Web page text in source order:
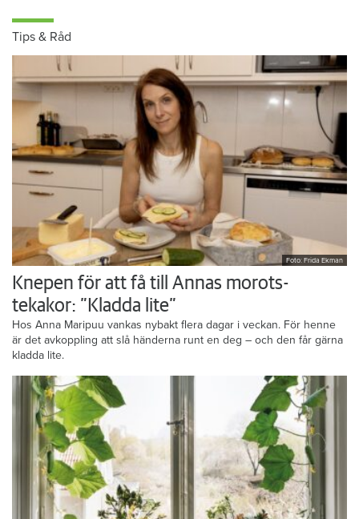
Tips & Råd
Foto: Frida Ekman
Knepen för att få till Annas morots-
tekakor: ”Kladda lite”
Hos Anna Maripuu vankas nybakt flera dagar i veckan. För henne
är det avkoppling att slå händerna runt en deg – och den får gärna
kladda lite.